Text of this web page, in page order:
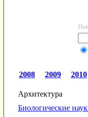
2008 2009 2010
Архитектура
Биологические